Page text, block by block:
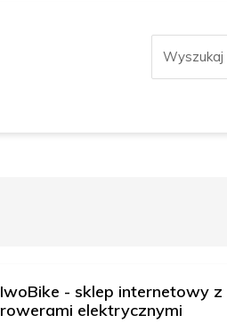
IwoBike - sklep internetowy z
rowerami elektrycznymi